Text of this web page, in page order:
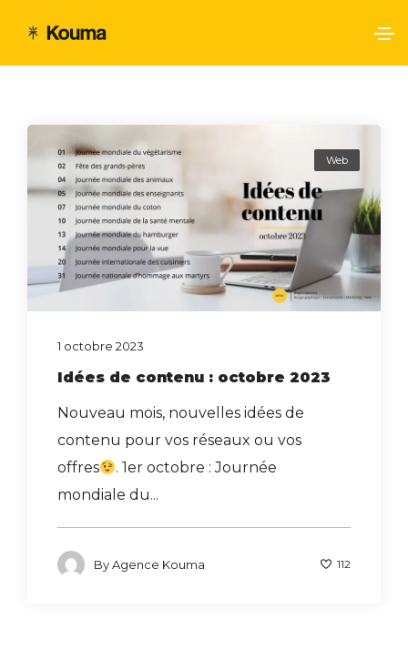
Web
1 octobre 2023
Idées de contenu : octobre 2023
Nouveau mois, nouvelles idées de
contenu pour vos réseaux ou vos
offres
. 1er octobre : Journée
mondiale du...
ByAgence Kouma 112